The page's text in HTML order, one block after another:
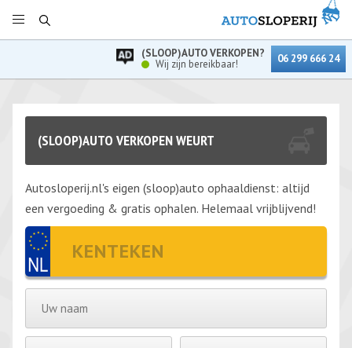
(SLOOP)AUTO VERKOPEN?
Wij zijn bereikbaar!
06 299 666 24
(SLOOP)AUTO VERKOPEN WEURT
Autosloperij.nl's eigen (sloop)auto ophaaldienst: altijd
een vergoeding & gratis ophalen. Helemaal vrijblijvend!